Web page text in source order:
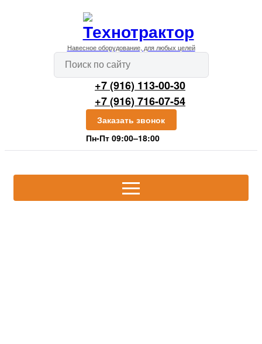
Навесное оборудование, для любых целей
+7 (916) 113-00-30
+7 (916) 716-07-54
Заказать звонок
Пн-Пт 09:00–18:00